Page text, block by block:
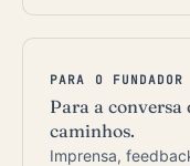
PARA O FUNDADOR
Para a conversa
caminhos.
Imprensa,